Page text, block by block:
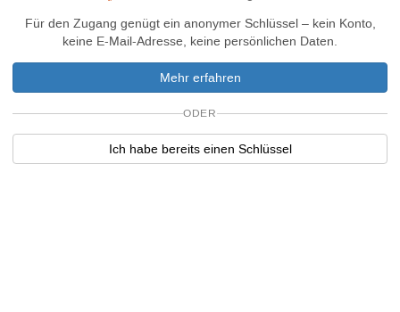
Für den Zugang genügt ein anonymer Schlüssel – kein Konto,
keine E-Mail-Adresse, keine persönlichen Daten.
Mehr erfahren
ODER
Ich habe bereits einen Schlüssel